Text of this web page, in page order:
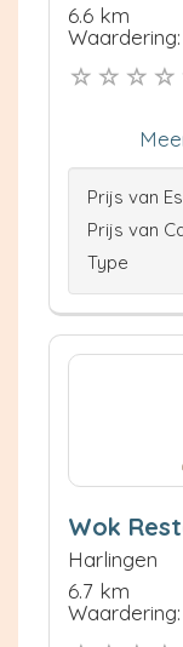
6.6 km
Waardering:
Prijs van
Prijs van
Type
Wok
Harlingen
6.7 km
Waardering: